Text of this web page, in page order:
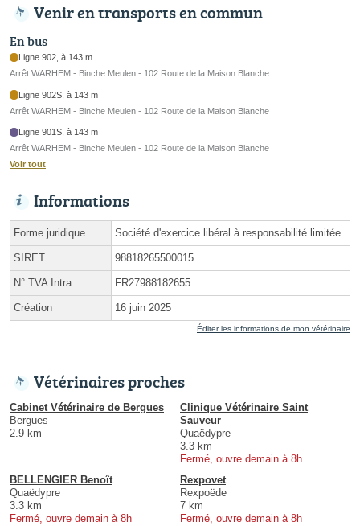
Venir en transports en commun
En bus
Ligne 902, à 143 m
Arrêt WARHEM - Binche Meulen - 102 Route de la Maison Blanche
Ligne 902S, à 143 m
Arrêt WARHEM - Binche Meulen - 102 Route de la Maison Blanche
Ligne 901S, à 143 m
Arrêt WARHEM - Binche Meulen - 102 Route de la Maison Blanche
Voir tout
Informations
Forme juridique Société d'exercice libéral à responsabilité limitée
SIRET 98818265500015
N° TVA Intra. FR27988182655
Création 16 juin 2025
Éditer les informations de mon vétérinaire
Vétérinaires proches
Cabinet Vétérinaire de Bergues
Bergues
2.9 km
Clinique Vétérinaire Saint
Sauveur
Quaëdypre
3.3 km
Fermé, ouvre demain à 8h
BELLENGIER Benoît
Quaëdypre
3.3 km
Fermé, ouvre demain à 8h
Rexpovet
Rexpoëde
7 km
Fermé, ouvre demain à 8h